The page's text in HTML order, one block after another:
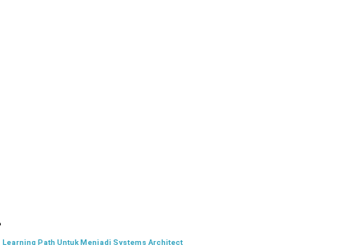
Learning Path Untuk Menjadi Systems Architect